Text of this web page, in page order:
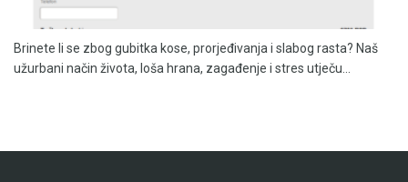
Brinete li se zbog gubitka kose, prorjeđivanja i slabog rasta? Naš
užurbani način života, loša hrana, zagađenje i stres utječu...